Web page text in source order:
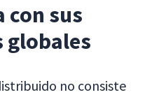
con sus
globales
no consiste